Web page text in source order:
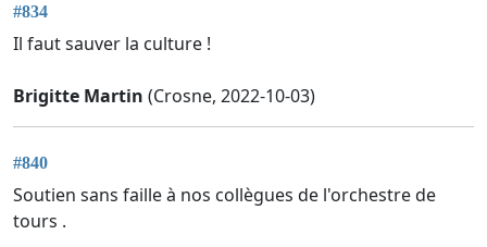
#834
Il faut sauver la culture !
Brigitte Martin (Crosne, 2022-10-03)
#840
Soutien sans faille à nos collègues de l'orchestre de
tours .